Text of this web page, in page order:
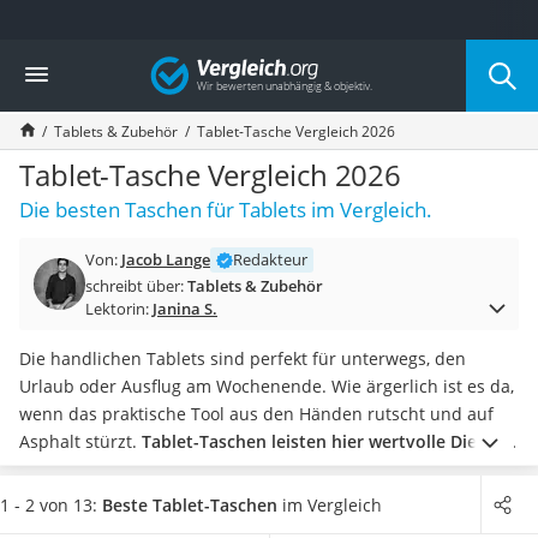
Die beliebtesten Vergleiche nach Kategorie
Elektronik
Powerstation
Monitor 32 Zoll 4K
Fernseher
Drucker
Desktop-PC
Diascanner
Laser-Multifunktionsdrucker
Powerstation mit Solarpanel
Gaming-PC
Soundbar
17-Zoll-Laptop
Satellitenschüssel
Gaming-Headset
Vergleich
Tablets & Zubehör Tablet-Tasche Vergleich 2026
Tablet-Tasche Vergleich 2026
Die besten Taschen für Tablets im Vergleich.
Von: Jacob Lange
Redakteur
schreibt über:Tablets & Zubehör
Lektorin: Janina S.
Die handlichen Tablets sind perfekt für unterwegs, den
Urlaub oder Ausflug am Wochenende. Wie ärgerlich ist es da,
wenn das praktische Tool aus den Händen rutscht und auf
Asphalt stürzt. Tablet-Taschen leisten hier wertvolle Dienste
und verhindern hässliche Blessuren am Gerät. Wählen Sie
eine Schutztasche aus unserem Vergleichstest mit extra
1 - 2 von 13: Beste Tablet-Taschen im Vergleich